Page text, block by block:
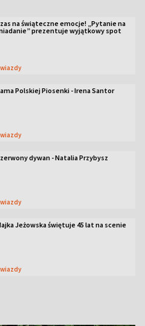
na świąteczne emocje! „Pytanie na
prezentuje wyjątkowy spot
Gwiazdy
Polskiej Piosenki - Irena Santor
Gwiazdy
dywan - Natalia Przybysz
Gwiazdy
Jeżowska świętuje 45 lat na scenie
Gwiazdy